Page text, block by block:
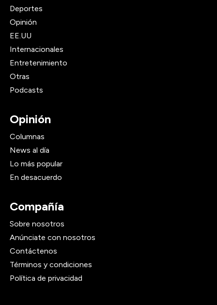
Deportes
Opinión
EE.UU
Internacionales
Entretenimiento
Otras
Podcasts
Opinión
Columnas
News al día
Lo más popular
En desacuerdo
Compañía
Sobre nosotros
Anúnciate con nosotros
Contáctenos
Términos y condiciones
Política de privacidad